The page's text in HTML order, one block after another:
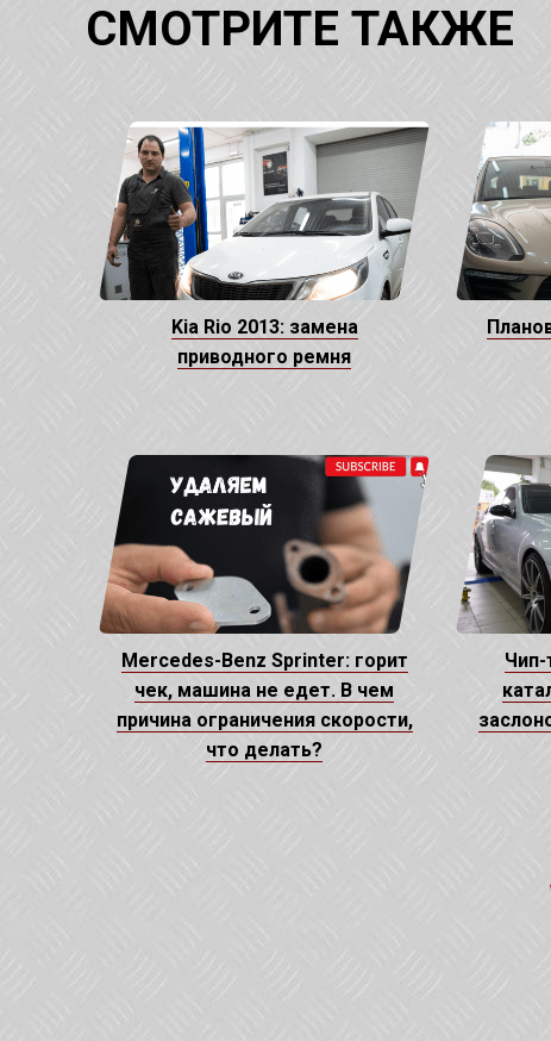
СМОТРИТЕ ТАКЖЕ
Kia Rio 2013: замена
приводного ремня
Mercedes-Benz Sprinter: горит
чек, машина не едет. В чем
причина ограничения скорости,
что делать?
Чип-